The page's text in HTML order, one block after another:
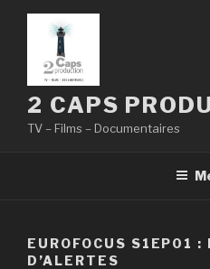
Aller
principal
2 CAPS
TV – Films – Documentaires
EUROFOCUS S1EP01 :
D’ALERTES